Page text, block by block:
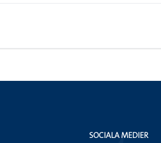
SOCIALA MEDIER